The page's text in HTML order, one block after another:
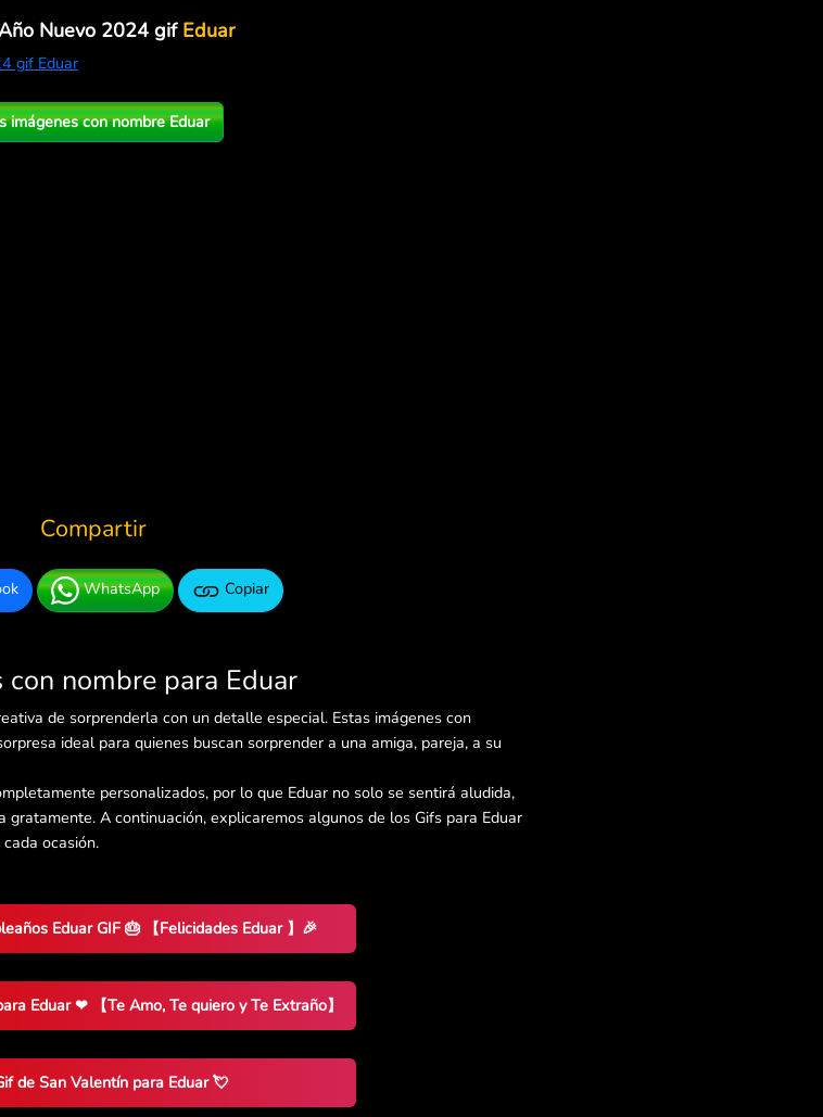
Nuevo 2024 gif Eduar
imágenes con nombre Eduar
Compartir
WhatsApp Copiar
con nombre para Eduar
de sorprenderla con un detalle especial. Estas imágenes con
ideal para quienes buscan sorprender a una amiga, pareja, a su
personalizados, por lo que Eduar no solo se sentirá aludida,
A continuación, explicaremos algunos de los Gifs para Eduar
ocasión.
Eduar GIF 🎂 【Felicidades Eduar 】🎉
Eduar ❤ 【Te Amo, Te quiero y Te Extraño】
de San Valentín para Eduar 💘